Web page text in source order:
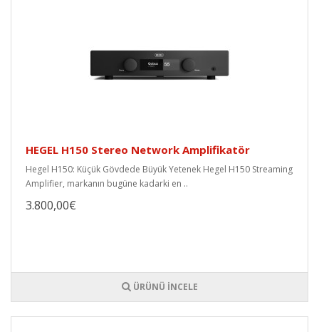
HEGEL H150 Stereo Network Amplifikatör
Hegel H150: Küçük Gövdede Büyük Yetenek Hegel H150 Streaming
Amplifier, markanın bugüne kadarki en ..
3.800,00€
ÜRÜNÜ İNCELE